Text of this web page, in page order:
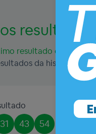
resultado da Mega-
da história
31 43 54